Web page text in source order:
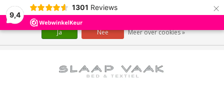
9,4
1301 Reviews ×
Wij slaan cookies op om onze website te verbeteren. Is dat akkoord?
Ja Nee Meer over cookies »